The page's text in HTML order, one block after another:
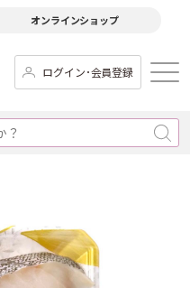
オンラインショップ
ログイン･会員登録